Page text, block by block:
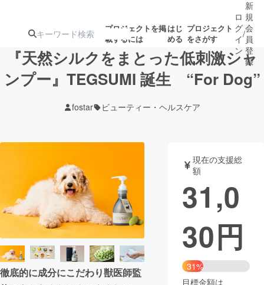
プロジェクトを掲
載するには
はじ
める
プロジェクト
をさがす
ターン
ジェクト
ロジェクト
音楽
テクノロジー・ガジェット ゲーム・
映像・映画 書籍・雑誌
ビジネス・起業 チャレンジ
ロ
グ
イ
ン
/
新
規
会
員
登
録
『天然シルクをまとった低刺激シャ
ンプー』TEGSUMI 誕生 “For Dog”
fostar ビューティー・ヘルスケア
徹底的に成分にこだわり獣医師監
現在の支援総
額
31,0
30円
31%
目標金額は